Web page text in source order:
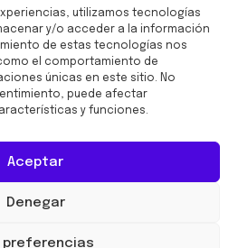
utilizamos tecnologías
y/o acceder a la información
de estas tecnologías nos
el comportamiento de
únicas en este sitio. No
puede afectar
y funciones.
Aceptar
Denegar
preferencias
Unión